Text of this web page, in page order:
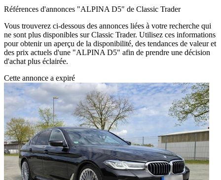
Références d'annonces "ALPINA D5" de Classic Trader
Vous trouverez ci-dessous des annonces liées à votre recherche qui
ne sont plus disponibles sur Classic Trader. Utilisez ces informations
pour obtenir un aperçu de la disponibilité, des tendances de valeur et
des prix actuels d'une "ALPINA D5" afin de prendre une décision
d'achat plus éclairée.
Cette annonce a expiré